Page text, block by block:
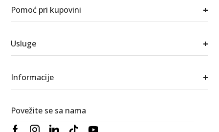
Pomoć pri kupovini +
Usluge +
Informacije +
Povežite se sa nama